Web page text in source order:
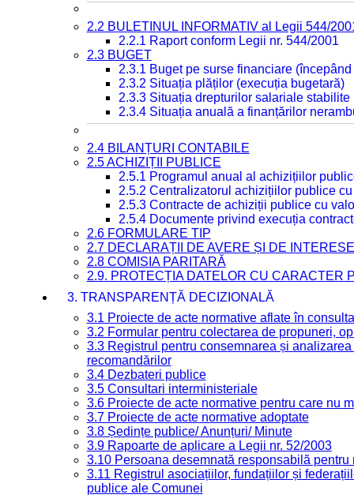
2.2 BULETINUL INFORMATIV al Legii 544/
2.2.1 Raport conform Legii nr. 544/2001
2.3 BUGET
2.3.1 Buget pe surse financiare
2.3.2 Situația plăților (execuția bugetară)
2.3.3 Situația drepturilor salariale
2.3.4 Situația anuală a finanțărilor
2.4 BILANȚURI CONTABILE
2.5 ACHIZIȚII PUBLICE
2.5.1 Programul anual al achizițiilor
2.5.2 Centralizatorul achizițiilor publice
2.5.3 Contracte de achiziții publice cu
2.5.4 Documente privind execuția
2.6 FORMULARE TIP
2.7 DECLARAȚII DE AVERE ȘI DE INTERESE
2.8 COMISIA PARITARĂ
2.9. PROTECȚIA DATELOR CU CARACTER
3. TRANSPARENȚĂ DECIZIONALĂ
3.1 Proiecte de acte normative aflate în
3.2 Formular pentru colectarea de propuneri,
3.3 Registrul pentru consemnarea și
recomandărilor
3.4 Dezbateri publice
3.5 Consultari interministeriale
3.6 Proiecte de acte normative pentru care nu
3.7 Proiecte de acte normative adoptate
3.8 Ședințe publice/ Anunțuri/ Minute
3.9 Rapoarte de aplicare a Legii nr. 52/2003
3.10 Persoana desemnată responsabilă
3.11 Registrul asociațiilor, fundațiilor și
publice ale Comunei